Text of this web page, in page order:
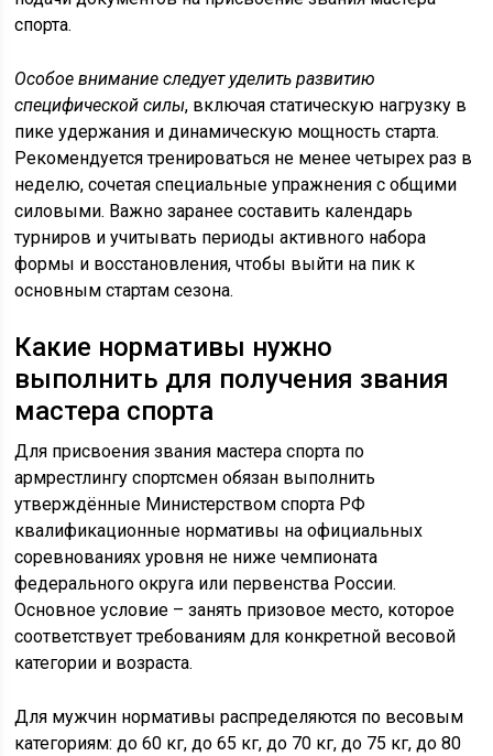
спорта.
Особое внимание следует уделить развитию
специфической силы, включая статическую нагрузку в
пике удержания и динамическую мощность старта.
Рекомендуется тренироваться не менее четырех раз в
неделю, сочетая специальные упражнения с общими
силовыми. Важно заранее составить календарь
турниров и учитывать периоды активного набора
формы и восстановления, чтобы выйти на пик к
основным стартам сезона.
Какие нормативы нужно
выполнить для получения звания
мастера спорта
Для присвоения звания мастера спорта по
армрестлингу спортсмен обязан выполнить
утверждённые Министерством спорта РФ
квалификационные нормативы на официальных
соревнованиях уровня не ниже чемпионата
федерального округа или первенства России.
Основное условие – занять призовое место, которое
соответствует требованиям для конкретной весовой
категории и возраста.
Для мужчин нормативы распределяются по весовым
категориям: до 60 кг, до 65 кг, до 70 кг, до 75 кг, до 80